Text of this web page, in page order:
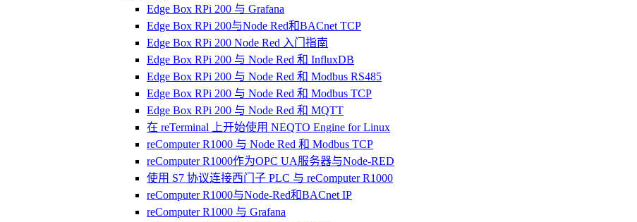
Edge Box RPi 200 与 Grafana
Edge Box RPi 200与Node Red和BACnet TCP
Edge Box RPi 200 Node Red 入门指南
Edge Box RPi 200 与 Node Red 和 InfluxDB
Edge Box RPi 200 与 Node Red 和 Modbus RS485
Edge Box RPi 200 与 Node Red 和 Modbus TCP
Edge Box RPi 200 与 Node Red 和 MQTT
在 reTerminal 上开始使用 NEQTO Engine for Linux
reComputer R1000 与 Node Red 和 Modbus TCP
reComputer R1000作为OPC UA服务器与Node-RED
使用 S7 协议连接西门子 PLC 与 reComputer R1000
reComputer R1000与Node-Red和BACnet IP
reComputer R1000 与 Grafana